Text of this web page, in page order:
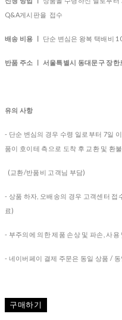
Q&A게시판을 접수
배송 비용 ㅣ 단순 변심은 왕복 택배비
반품 주소 ㅣ 서울특별시 동대문구 장
유의 사항
- 단순 변심의 경우 수령 일로부터 7일
품이 호이테 측으로 도착 후 교환 및 환
(교환/반품비 고객님 부담)
- 상품 하자, 오배송의 경우 고객센터 접
료)
- 부주의에 의한 제품 손상 및 파손, 사
- 네이버페이 결제 주문은 동일 상품 /
구매하기